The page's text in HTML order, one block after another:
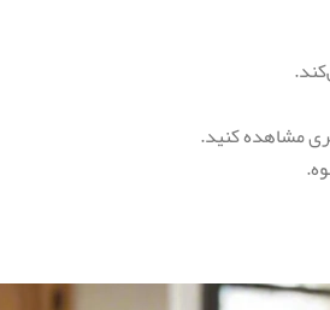
مشاهده کنید.